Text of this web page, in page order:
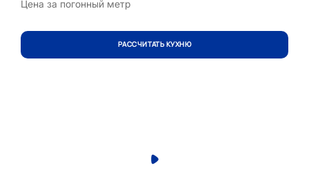
Цена за погонный метр
РАССЧИТАТЬ КУХНЮ